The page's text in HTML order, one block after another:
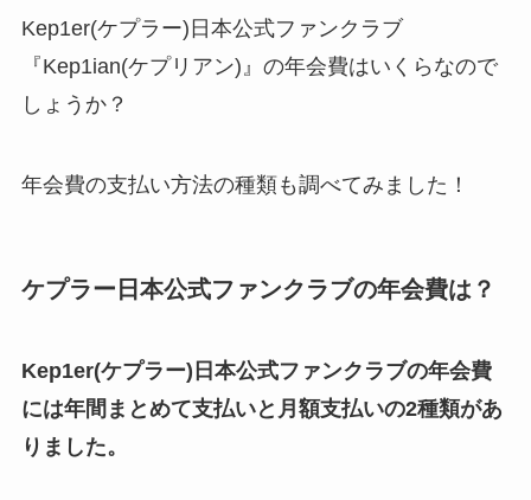
Kep1er(ケプラー)日本公式ファンクラブ
『Kep1ian(ケプリアン)』の年会費はいくらなので
しょうか？
年会費の支払い方法の種類も調べてみました！
ケプラー日本公式ファンクラブの年会費は？
Kep1er(ケプラー)日本公式ファンクラブの年会費
には年間まとめて支払いと月額支払いの2種類があ
りました。